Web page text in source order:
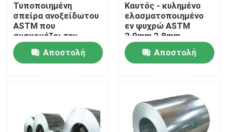
Σπίτι
βίντεο
Τυποποιημένη
σπείρα ανοξείδωτου
ASTM που
συσκευάζει την
τυποποιημένη
συσκευασία
εξαγωγής
Αποστολή
Καυτός - κυλημένο
ελασματοποιημένο
εν ψυχρώ ASTM
2.0mm 2.8mm
3.0mm304 300series
ένωσε στενά το
βαθμό σπείρα
Αποστολή